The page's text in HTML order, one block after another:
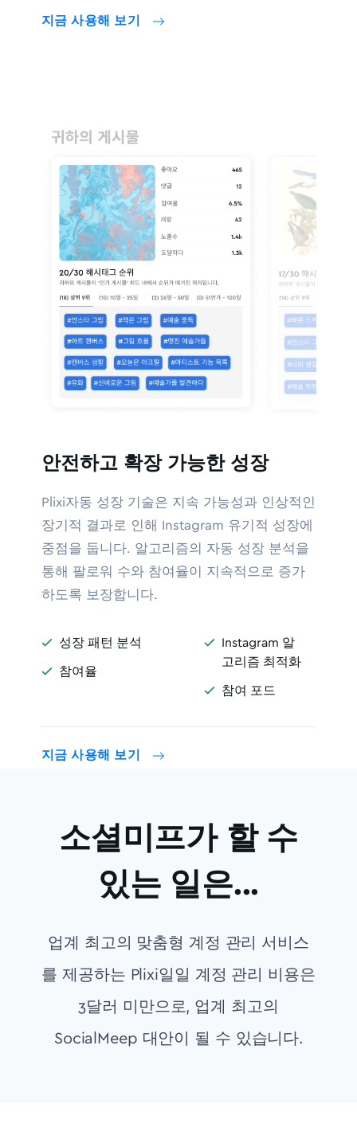
지금 사용해 보기
안전하고 확장 가능한 성장
Plixi자동 성장 기술은 지속 가능성과 인상적인
장기적 결과로 인해 Instagram 유기적 성장에
중점을 둡니다. 알고리즘의 자동 성장 분석을
통해 팔로워 수와 참여율이 지속적으로 증가
하도록 보장합니다.
 성장 패턴 분석
 참여율

Instagram 알
고리즘 최적화
 참여 포드
지금 사용해 보기
소셜미프가 할 수
있는 일은...
업계 최고의 맞춤형 계정 관리 서비스
를 제공하는 Plixi일일 계정 관리 비용은
3달러 미만으로, 업계 최고의
SocialMeep 대안이 될 수 있습니다.